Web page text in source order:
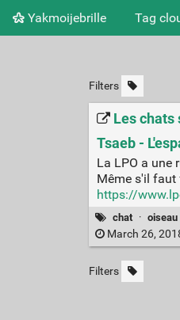
Yakmoijebrille Tag
Filters
Les
Tsaeb -
La LPO a une
Même s'il faut
https://
chat · oiseau
March 26,
Filters